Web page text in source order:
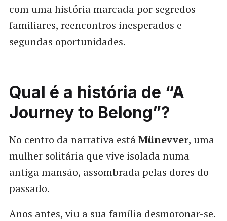
com uma história marcada por segredos
familiares, reencontros inesperados e
segundas oportunidades.
Qual é a história de “A
Journey to Belong”?
No centro da narrativa estáMünevver, uma
mulher solitária que vive isolada numa
antiga mansão, assombrada pelas dores do
passado.
Anos antes, viu a sua família desmoronar-se.